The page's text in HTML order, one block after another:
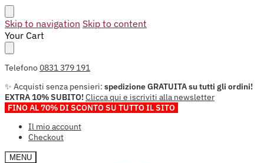
Skip to navigation Skip to content
Your Cart
Telefono0831 379 191
✨ Acquisti senza pensieri: spedizione GRATUITA su tutti gli ordini!
EXTRA 10% SUBITO!Clicca qui e iscriviti alla newsletter
FINO AL 70% DI SCONTO SU TUTTO IL SITO
Il mio account
Checkout
MENU